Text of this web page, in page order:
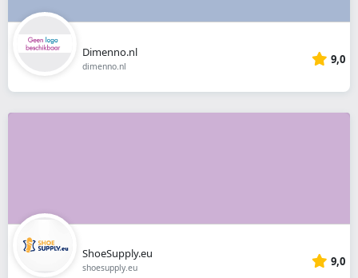
Dimenno.nl
dimenno.nl 9,0
ShoeSupply.eu
shoesupply.eu 9,0